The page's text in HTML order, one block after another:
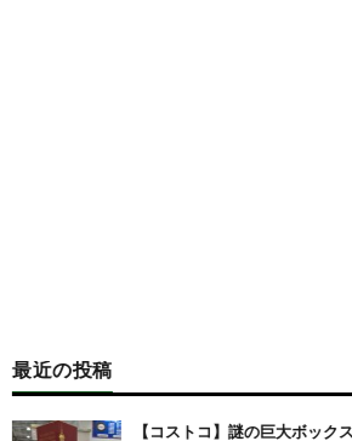
最近の投稿
【コストコ】謎の巨大ボック